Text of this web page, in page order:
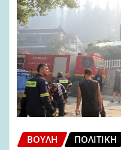
ΒΟΥΛΉ ΠΟΛΙΤΙΚΉ